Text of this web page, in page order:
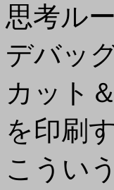
思考ル
デバッ
カット
を印刷
こうい